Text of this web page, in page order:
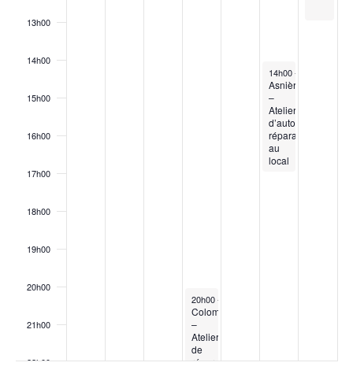
13h00
14h00
15h00
16h00
17h00
18h00
19h00
20h00
21h00
22h00
January 16, 2025
20h00-
Colombes
–
Atelier
de
réparation
January 18, 2025
14h00-
Asnières
–
Atelier
d’auto-
réparation
au
local